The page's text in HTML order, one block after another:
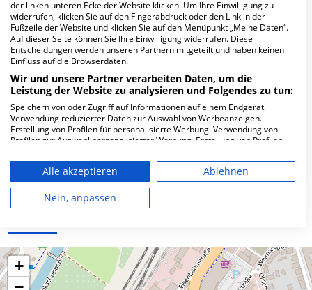
Wie lautet die Adresse von MVZ Meine
Radiologie Tuttlingen GmbH?
78532 Tuttlingen
Wie ist die Telefonnummer von MVZ Meine
+
der linken unteren Ecke der Website klicken. Um Ihre Einwilligung zu
widerrufen, klicken Sie auf den Fingerabdruck oder den Link in der
Fußzeile der Website und klicken Sie auf den Menüpunkt „Meine Daten“.
Auf dieser Seite können Sie Ihre Einwilligung widerrufen. Diese
Entscheidungen werden unseren Partnern mitgeteilt und haben keinen
Einfluss auf die Browserdaten.
Wir und unsere Partner verarbeiten Daten, um die
Leistung der Website zu analysieren und Folgendes zu tun:
Speichern von oder Zugriff auf Informationen auf einem Endgerät.
Verwendung reduzierter Daten zur Auswahl von Werbeanzeigen.
Erstellung von Profilen für personalisierte Werbung. Verwendung von
Profilen zur Auswahl personalisierter Werbung. Erstellung von Profilen
personalisierter Inhalte. Messung der Werbeleistung. Messung der
Performance von Inhalten. Analyse von Zielgruppen durch Statistiken
oder Kombinationen von Daten aus verschiedenen Quellen. Entwicklung
und Verbesserung der Angebote. Verwendung reduzierter Daten zur
Auswahl von Inhalten.
die USA gesendet werden.
Ihre Einwilligung und die cookie Richtlinie gelten ausschließlich für diese
Website/App.
Partnerliste anzeigen (1 IAB-Anbieter)
Alle akzeptieren
Ablehnen
Nein, anpassen